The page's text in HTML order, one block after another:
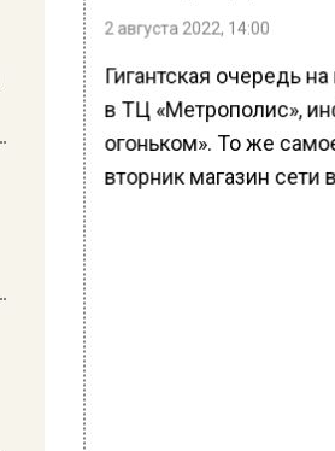
2 августа 2022, 14:00
Гигантская очередь
в ТЦ «Метрополис»,
огоньком». То же
вторник магазин сети